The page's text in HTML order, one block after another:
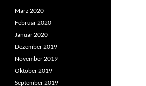
März 2020
Februar 2020
Januar 2020
Dezember 2019
November 2019
Oktober 2019
September 2019